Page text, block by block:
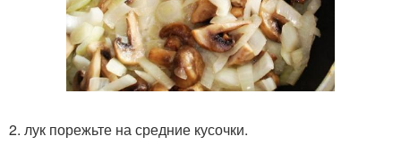
2. лук порежьте на средние кусочки.